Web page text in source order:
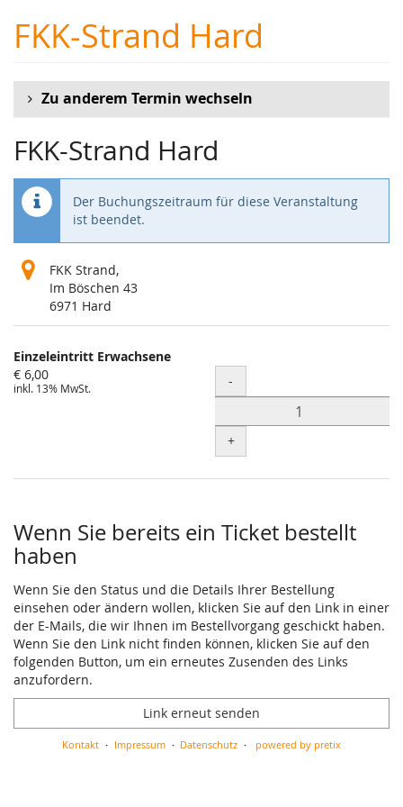
Haupt-
Inhalt
FKK-Strand Hard
Zu anderem Termin wechseln
FKK-Strand Hard
Der Buchungszeitraum für diese Veranstaltung
ist beendet.
FKK Strand,
Im Böschen 43
6971 Hard
Produkte
Unkategorisierte
Produkte
Einzeleintritt Erwachsene
€ 6,00
inkl. 13% MwSt. Menge
-
+
Wenn Sie bereits ein Ticket bestellt
haben
Wenn Sie den Status und die Details Ihrer Bestellung
einsehen oder ändern wollen, klicken Sie auf den Link in einer
der E-Mails, die wir Ihnen im Bestellvorgang geschickt haben.
Wenn Sie den Link nicht finden können, klicken Sie auf den
folgenden Button, um ein erneutes Zusenden des Links
anzufordern.
Link erneut senden
Kontakt Impressum Datenschutz powered by pretix